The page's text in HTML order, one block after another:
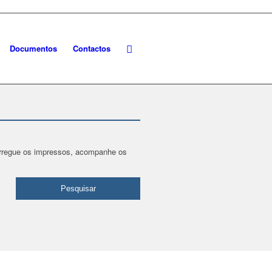
Documentos Contactos
os impressos, acompanhe os